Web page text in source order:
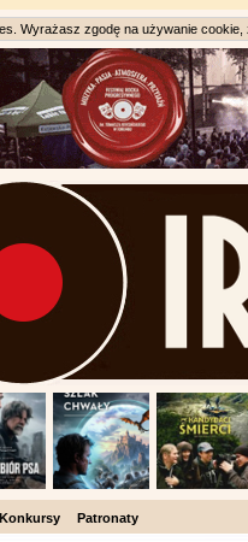
Wyrażasz zgodę na używanie
Konkursy Patronaty